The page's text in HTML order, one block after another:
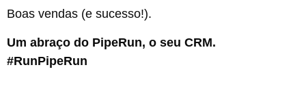
Boas vendas (e sucesso!).
Um abraço do PipeRun, o seu CRM.
#RunPipeRun